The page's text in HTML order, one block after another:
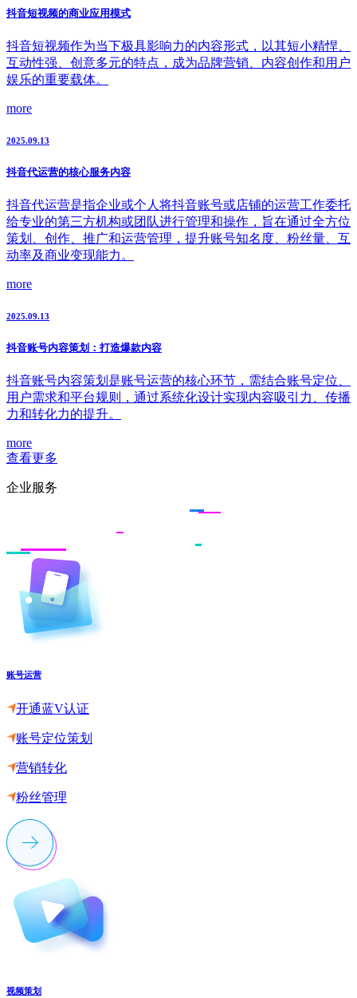
抖音短视频的商业应用模式
抖音短视频作为当下极具影响力的内容形式，以其短小精悍、
互动性强、创意多元的特点，成为品牌营销、内容创作和用户
娱乐的重要载体。
more
2025.09.13
抖音代运营的核心服务内容
抖音代运营是指企业或个人将抖音账号或店铺的运营工作委托
给专业的第三方机构或团队进行管理和操作，旨在通过全方位
策划、创作、推广和运营管理，提升账号知名度、粉丝量、互
动率及商业变现能力。
more
2025.09.13
抖音账号内容策划：打造爆款内容
抖音账号内容策划是账号运营的核心环节，需结合账号定位、
用户需求和平台规则，通过系统化设计实现内容吸引力、传播
力和转化力的提升。
more
查看更多
企业服务
账号运营
开通蓝V认证
账号定位策划
营销转化
粉丝管理
视频策划